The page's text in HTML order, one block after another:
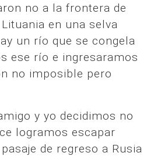
no a la frontera de
en una selva
un río que se congela
ese río e ingresaramos
no imposible pero
y yo decidimos no
logramos escapar
de regreso a Rusia